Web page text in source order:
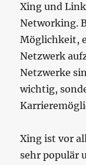
Xing und
Networking.
Möglichkeit,
Netzwerk
Netzwerke
wichtig,
Xing ist vor
sehr populär